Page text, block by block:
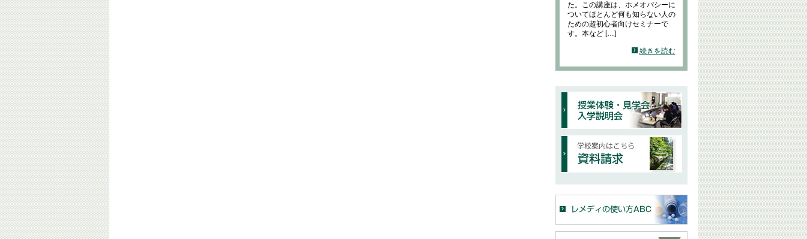
た。この講座は、ホメオパシーに
ついてほとんど何も知らない人の
ための超初心者向けセミナーで
す。本など […]
続きを読む